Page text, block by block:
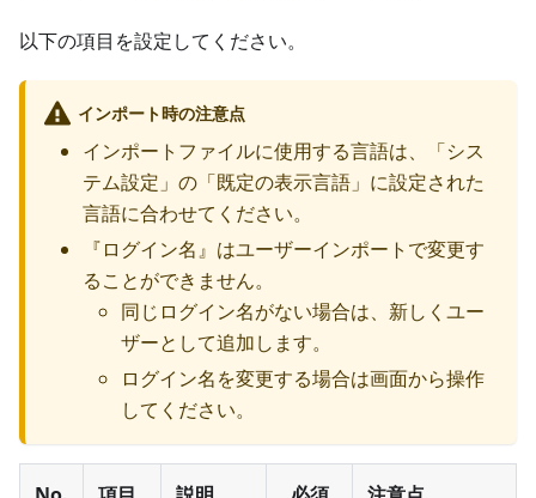
以下の項目を設定してください。
インポート時の注意点
インポートファイルに使用する言語は、「シス
テム設定」の「既定の表示言語」に設定された
言語に合わせてください。
『ログイン名』はユーザーインポートで変更す
ることができません。
同じログイン名がない場合は、新しくユー
ザーとして追加します。
ログイン名を変更する場合は画面から操作
してください。